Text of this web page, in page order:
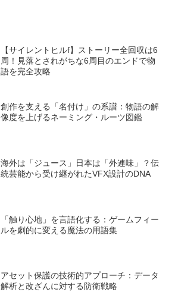
【サイレントヒルf】ストーリー全回収は6
周！見落とされがちな6周目のエンドで物
語を完全攻略
創作を支える「名付け」の系譜：物語の解
像度を上げるネーミング・ルーツ図鑑
海外は「ジュース」日本は「外連味」？伝
統芸能から受け継がれたVFX設計のDNA
「触り心地」を言語化する：ゲームフィー
ルを劇的に変える魔法の用語集
アセット保護の技術的アプローチ：データ
解析と改ざんに対する防衛戦略